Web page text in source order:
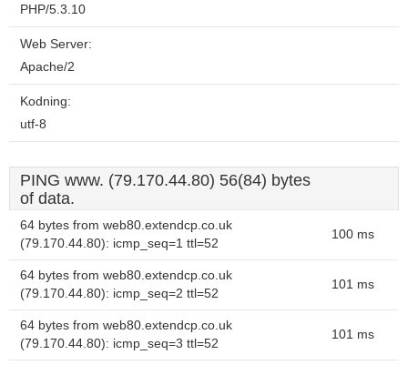
PHP/5.3.10
Web Server:
Apache/2
Kodning:
utf-8
PING www. (79.170.44.80) 56(84) bytes
of data.
64 bytes from web80.extendcp.co.uk
(79.170.44.80): icmp_seq=1 ttl=52
100 ms
64 bytes from web80.extendcp.co.uk
(79.170.44.80): icmp_seq=2 ttl=52
101 ms
64 bytes from web80.extendcp.co.uk
(79.170.44.80): icmp_seq=3 ttl=52
101 ms